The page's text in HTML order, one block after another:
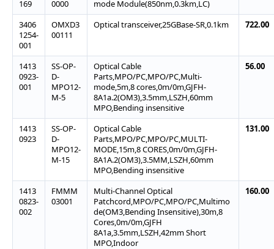
169 0000
mode Module(850nm,0.3km,LC)
3406
1254-
001
OMXD3
00111
Optical transceiver,25GBase-SR,0.1km 722.00
1413
0923-
001
SS-OP-
D-
MPO12-
M-5
Optical Cable
Parts,MPO/PC,MPO/PC,Multi-
mode,5m,8 cores,0m/0m,GJFH-
8A1a.2(OM3),3.5mm,LSZH,60mm
MPO,Bending insensitive
56.00
1413
0923
SS-OP-
D-
MPO12-
M-15
Optical Cable
Parts,MPO/PC,MPO/PC,MULTI-
MODE,15m,8 CORES,0m/0m,GJFH-
8A1A.2(OM3),3.5MM,LSZH,60mm
MPO,Bending insensitive
131.00
1413
0823-
002
FMMM
03001
Multi-Channel Optical
Patchcord,MPO/PC,MPO/PC,Multimo
de(OM3,Bending Insensitive),30m,8
Cores,0m/0m,GJFH
8A1a,3.5mm,LSZH,42mm Short
MPO,Indoor
160.00